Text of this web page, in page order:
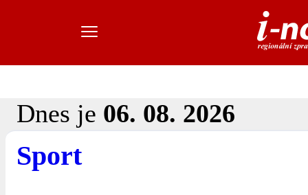
Dnes je 06. 08. 2026
Sport